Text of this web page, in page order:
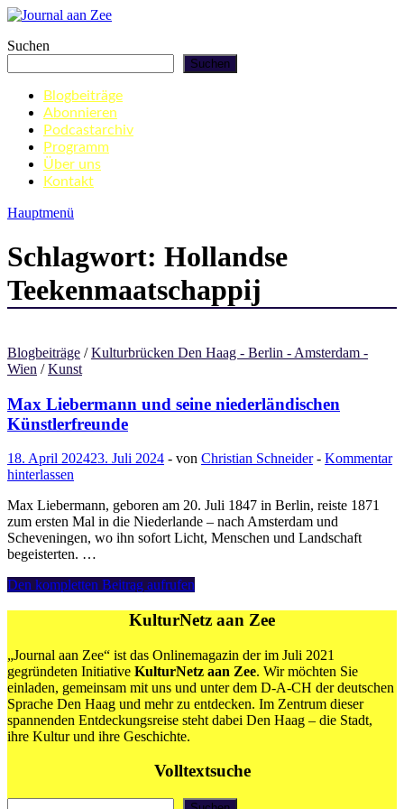
Zum
springen
Journal aan Zee
Suchen
Suchen
Blogbeiträge
Abonnieren
Podcastarchiv
Programm
Über uns
Kontakt
Hauptmenü
Schlagwort: Hollandse
Teekenmaatschappij
Blogbeiträge /Kulturbrücken Den Haag - Berlin - Amsterdam -
Wien /Kunst
Max Liebermann und seine niederländischen
Künstlerfreunde
18. April 202423. Juli 2024 - von Christian Schneider- Kommentar
hinterlassen
Max Liebermann, geboren am 20. Juli 1847 in Berlin, reiste 1871
zum ersten Mal in die Niederlande – nach Amsterdam und
Scheveningen, wo ihn sofort Licht, Menschen und Landschaft
begeisterten. …
Max
niederländischen
Künstlerfreunde
Den kompletten Beitrag aufrufen
KulturNetz aan Zee
„Journal aan Zee“ ist das Onlinemagazin der im Juli 2021
gegründeten Initiative KulturNetz aan Zee. Wir möchten Sie
einladen, gemeinsam mit uns und unter dem D-A-CH der deutschen
Sprache Den Haag und mehr zu entdecken. Im Zentrum dieser
spannenden Entdeckungsreise steht dabei Den Haag – die Stadt,
ihre Kultur und ihre Geschichte.
Volltextsuche